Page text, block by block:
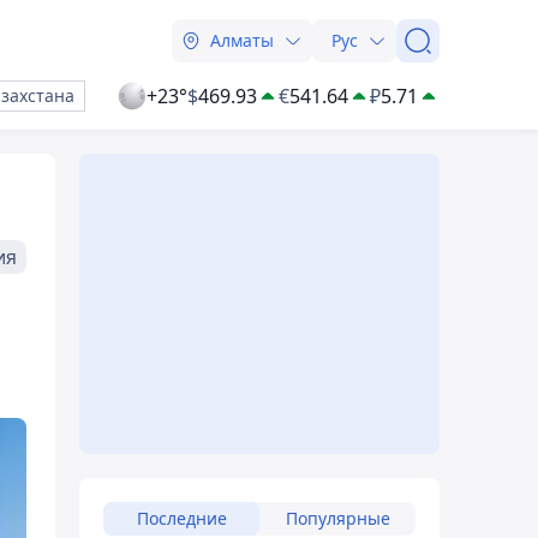
Алматы Рус
+23°$469.93 €541.64 ₽5.71
Последние Популярные